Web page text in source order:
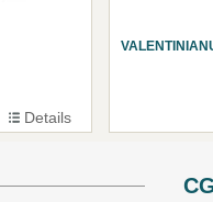
Details